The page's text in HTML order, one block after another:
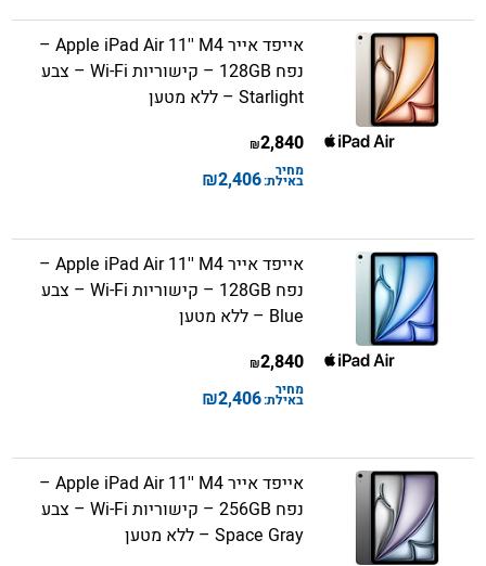
אייפד אייר Apple iPad Air 11'' M4 –
נפח 128GB – קישוריות Wi-Fi – צבע
Starlight – ללא מטען
2,840
₪
מחיר
באילת:2,406
₪
אייפד אייר Apple iPad Air 11'' M4 –
נפח 128GB – קישוריות Wi-Fi – צבע
Blue – ללא מטען
2,840
₪
מחיר
באילת:2,406
₪
אייפד אייר Apple iPad Air 11'' M4 –
נפח 256GB – קישוריות Wi-Fi – צבע
Space Gray – ללא מטען